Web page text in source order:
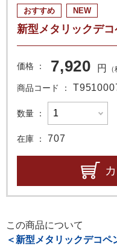
おすすめ NEW
新型メタリックデ
価格 7,920 円
商品コード
数量
在庫 707
この商品について
＜新型メタリックデコペ